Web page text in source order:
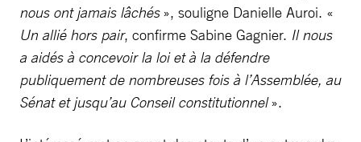
nous ont jamais lâchés», souligne Danielle Auroi. «
Un allié hors pair, confirme Sabine Gagnier. Il nous
a aidés à concevoir la loi et à la défendre
publiquement de nombreuses fois à l’Assemblée, au
Sénat et jusqu’au Conseil constitutionnel».